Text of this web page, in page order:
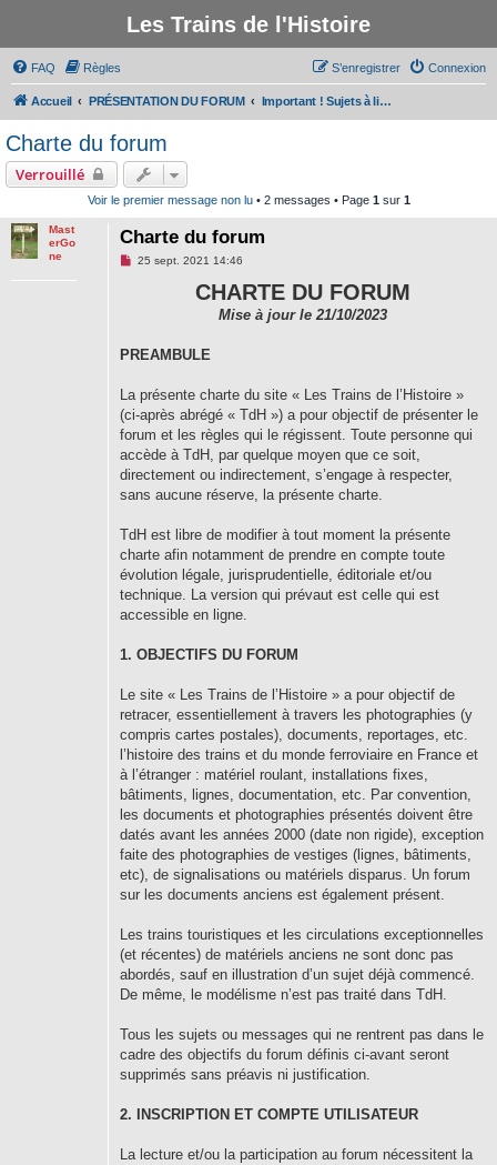
Les Trains de l'Histoire
FAQ Règles Connexion
S’enregistrer
Accueil PRÉSENTATION DU FORUM Important ! Sujets à lire avant de participer au forum
Charte du forum
Verrouillé
Voir le premier message non lu• 2 messages • Page 1sur 1
Mast
erGo
ne
Charte du forum
M
n
l
25 sept. 2021 14:46
CHARTE DU FORUM
Mise à jour le 21/10/2023
PREAMBULE
La présente charte du site « Les Trains de l’Histoire »
(ci-après abrégé « TdH ») a pour objectif de présenter le
forum et les règles qui le régissent. Toute personne qui
accède à TdH, par quelque moyen que ce soit,
directement ou indirectement, s’engage à respecter,
sans aucune réserve, la présente charte.
TdH est libre de modifier à tout moment la présente
charte afin notamment de prendre en compte toute
évolution légale, jurisprudentielle, éditoriale et/ou
technique. La version qui prévaut est celle qui est
accessible en ligne.
1. OBJECTIFS DU FORUM
Le site « Les Trains de l’Histoire » a pour objectif de
retracer, essentiellement à travers les photographies (y
compris cartes postales), documents, reportages, etc.
l’histoire des trains et du monde ferroviaire en France et
à l’étranger : matériel roulant, installations fixes,
bâtiments, lignes, documentation, etc. Par convention,
les documents et photographies présentés doivent être
datés avant les années 2000 (date non rigide), exception
faite des photographies de vestiges (lignes, bâtiments,
etc), de signalisations ou matériels disparus. Un forum
sur les documents anciens est également présent.
Les trains touristiques et les circulations exceptionnelles
(et récentes) de matériels anciens ne sont donc pas
abordés, sauf en illustration d’un sujet déjà commencé.
De même, le modélisme n’est pas traité dans TdH.
Tous les sujets ou messages qui ne rentrent pas dans le
cadre des objectifs du forum définis ci-avant seront
supprimés sans préavis ni justification.
2. INSCRIPTION ET COMPTE UTILISATEUR
La lecture et/ou la participation au forum nécessitent la